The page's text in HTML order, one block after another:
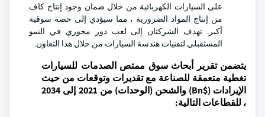
على السيارات الكهربائية من خلال ضمان وجود إنتاج كاف
من إنتاج المواد الضرورية ، مما سيؤدي إلى حصة سوقية
أكبر. تهدف الشركتان إلى لعب دور محوري في النمو
المستقبلي لتقنيات هندسة السيارات من خلال هذا التعاون.
يتضمن تقرير أبحاث سوق ممتص الصدمات للسيارات
تغطية متعمقة للصناعة مع تقديرات وتوقعات من حيث
الإيرادات ($Bn) والشحن (الوحدات) من 2021 إلى 2034
، للقطاعات التالية: